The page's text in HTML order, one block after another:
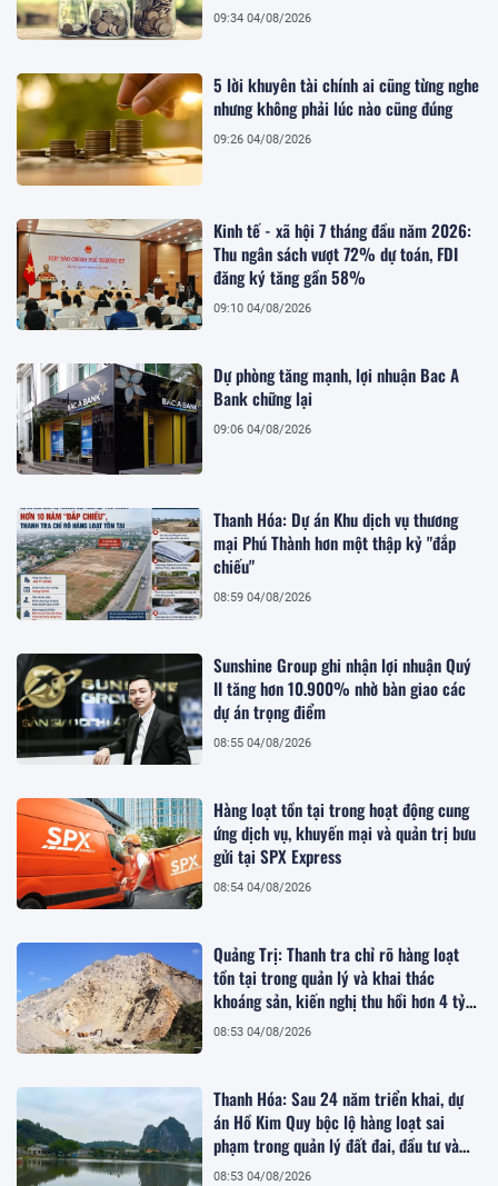
09:34 04/08/2026
5 lời khuyên tài chính ai cũng từng nghe
nhưng không phải lúc nào cũng đúng
09:26 04/08/2026
Kinh tế - xã hội 7 tháng đầu năm 2026:
Thu ngân sách vượt 72% dự toán, FDI
đăng ký tăng gần 58%
09:10 04/08/2026
Dự phòng tăng mạnh, lợi nhuận Bac A
Bank chững lại
09:06 04/08/2026
Thanh Hóa: Dự án Khu dịch vụ thương
mại Phú Thành hơn một thập kỷ "đắp
chiếu"
08:59 04/08/2026
Sunshine Group ghi nhận lợi nhuận Quý
II tăng hơn 10.900% nhờ bàn giao các
dự án trọng điểm
08:55 04/08/2026
Hàng loạt tồn tại trong hoạt động cung
ứng dịch vụ, khuyến mại và quản trị bưu
gửi tại SPX Express
08:54 04/08/2026
Quảng Trị: Thanh tra chỉ rõ hàng loạt
tồn tại trong quản lý và khai thác
khoáng sản, kiến nghị thu hồi hơn 4 tỷ
đồng
08:53 04/08/2026
Thanh Hóa: Sau 24 năm triển khai, dự
án Hồ Kim Quy bộc lộ hàng loạt sai
phạm trong quản lý đất đai, đầu tư và
quy hoạch
08:53 04/08/2026